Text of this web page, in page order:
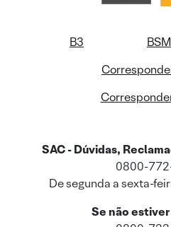
B3 BSM
SAC - Dúvidas,
0800-
De segunda a sexta-
Se não